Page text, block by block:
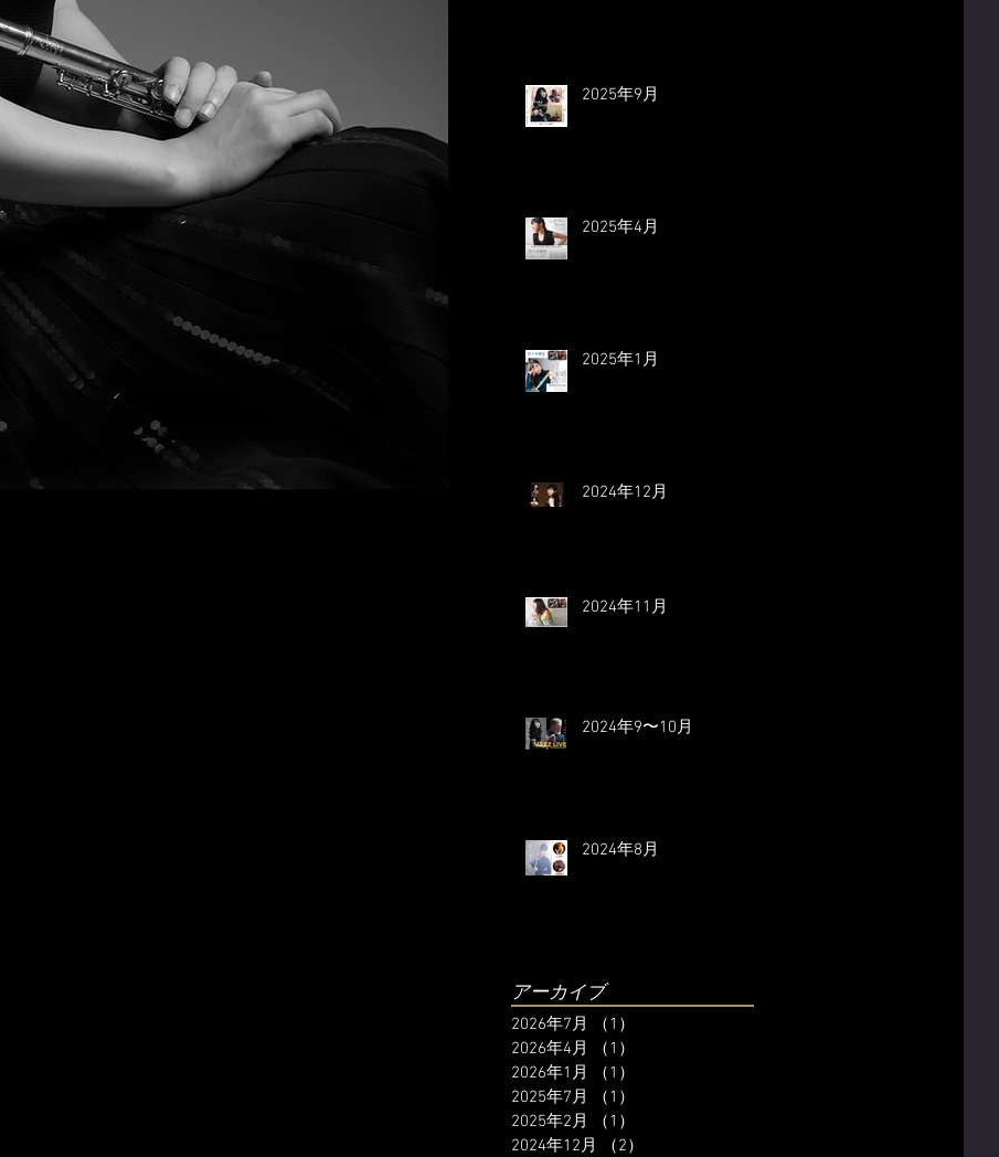
2025年9月
2025年4月
2025年1月
2024年12月
2024年11月
2024年9〜10月
2024年8月
アーカイブ
2026年7月 （1）
2026年4月
（1）
2026年1月
（1）
2025年7月
（1）
2025年2月
（1）
2024年12月
（2）